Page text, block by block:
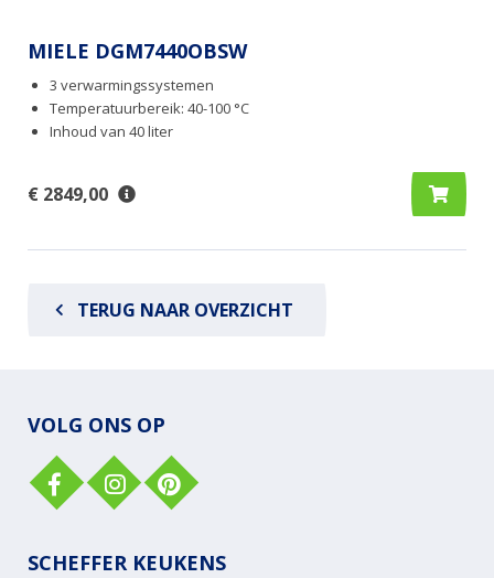
MIELE DGM7440OBSW
3 verwarmingssystemen
Temperatuurbereik: 40-100 °C
Inhoud van 40 liter
€ 2849,00
TERUG NAAR OVERZICHT
VOLG ONS OP
SCHEFFER KEUKENS